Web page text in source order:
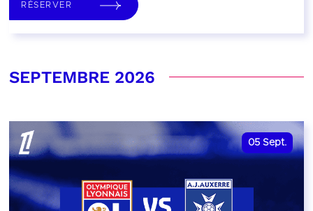
RÉSERVER
SEPTEMBRE 2026
05 Sept.